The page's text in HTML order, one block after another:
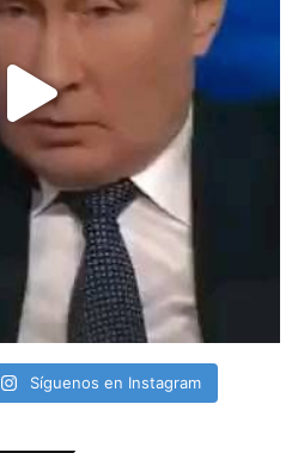
Síguenos en Instagram